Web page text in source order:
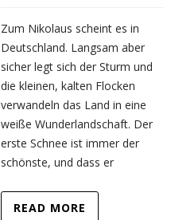
Zum Nikolaus scheint es in
Deutschland. Langsam aber
sicher legt sich der Sturm und
die kleinen, kalten Flocken
verwandeln das Land in eine
weiße Wunderlandschaft. Der
erste Schnee ist immer der
schönste, und dass er
READ MORE